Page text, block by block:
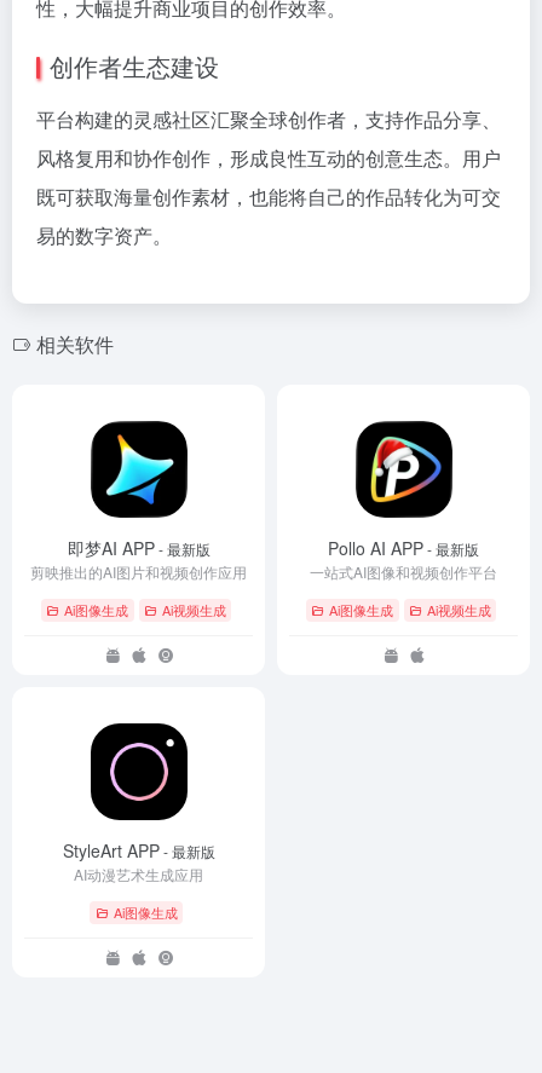
性，大幅提升商业项目的创作效率。
创作者生态建设
平台构建的灵感社区汇聚全球创作者，支持作品分享、
风格复用和协作创作，形成良性互动的创意生态。用户
既可获取海量创作素材，也能将自己的作品转化为可交
易的数字资产。
相关软件
即梦AI APP- 最新版
剪映推出的AI图片和视频创作应用
Ai图像生成 Ai视频生成
Pollo AI APP- 最新版
一站式AI图像和视频创作平台
Ai图像生成 Ai视频生成
StyleArt APP- 最新版
AI动漫艺术生成应用
Ai图像生成